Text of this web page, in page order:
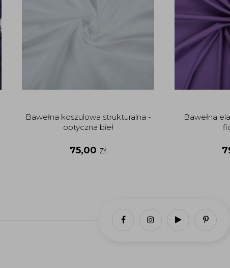
Bawełna koszulowa strukturalna -
optyczna bieł
75,00 zł
Bawełna